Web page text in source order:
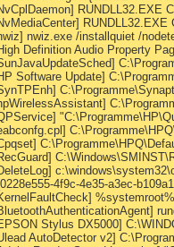
RUNDLL32.EXE
nwiz.exe /installquiet /
Definition Audio Property
Software Update]
4f9c-4e35-a3ec-
Stylus DX5000]
AutoDetector v2]